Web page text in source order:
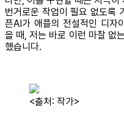
번거로운 작업이 필요 없도록
픈AI가 애플의 전설적인 디자
을 때, 저는 바로 이런 마찰 없
했습니다.
<출처: 작가>